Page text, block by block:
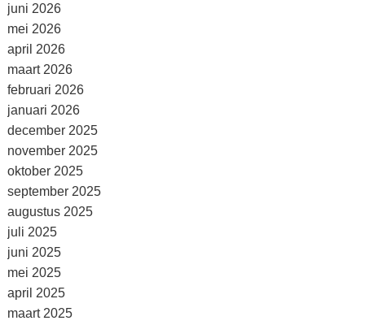
juni 2026
mei 2026
april 2026
maart 2026
februari 2026
januari 2026
december 2025
november 2025
oktober 2025
september 2025
augustus 2025
juli 2025
juni 2025
mei 2025
april 2025
maart 2025